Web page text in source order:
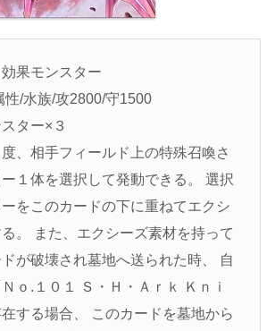
果モンスター
性/水族/攻2800/守1500
ター×３
、相手フィールド上の特殊召喚さ
１体を選択して発動できる。 選択
をこのカードの下に重ねてエクシ
。 また、エクシーズ素材を持って
が破壊され墓地へ送られた時、 自
ｏ.１０１ Ｓ・Ｈ・Ａｒｋ Ｋｎｉ
する場合、 このカードを墓地から